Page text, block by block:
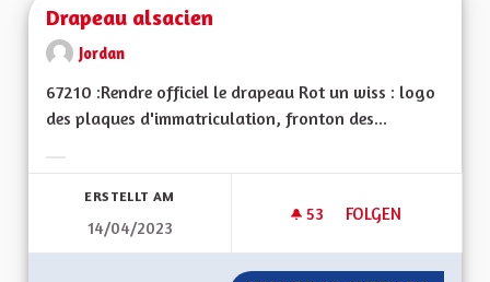
Drapeau alsacien
Jordan
67210 :Rendre officiel le drapeau Rot un wiss : logo
des plaques d'immatriculation, fronton des...
ERSTELLT AM
14/04/2023
53 53 FOLLOWER
FOLGEN
DRAPEAU ALSACIEN